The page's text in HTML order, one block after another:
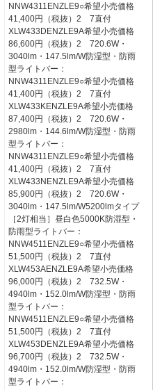
NNW4311ENZLE9○希望小売価格
41,400円（税抜）2 7直付
XLW433DENZLE9A希望小売価格
86,600円（税抜）2 720.6W・
3040lm・147.5lm/W防湿型・防雨
型ライトバー：
NNW4311ENZLE9○希望小売価格
41,400円（税抜）2 7直付
XLW433KENZLE9A希望小売価格
87,400円（税抜）2 720.6W・
2980lm・144.6lm/W防湿型・防雨
型ライトバー：
NNW4311ENZLE9○希望小売価格
41,400円（税抜）2 7直付
XLW433NENZLE9A希望小売価格
85,900円（税抜）2 720.6W・
3040lm・147.5lm/W5200lmタイプ
［2灯相当］昼白色5000K防湿型・
防雨型ライトバー：
NNW4511ENZLE9○希望小売価格
51,500円（税抜）2 7直付
XLW453AENZLE9A希望小売価格
96,000円（税抜）2 732.5W・
4940lm・152.0lm/W防湿型・防雨
型ライトバー：
NNW4511ENZLE9○希望小売価格
51,500円（税抜）2 7直付
XLW453DENZLE9A希望小売価格
96,700円（税抜）2 732.5W・
4940lm・152.0lm/W防湿型・防雨
型ライトバー：